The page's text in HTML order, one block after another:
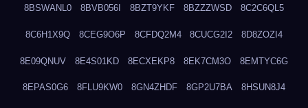
8BSWANL0 8BVB056I 8BZT9YKF 8BZZZWSD 8C2C6QL5
8C6H1X9Q 8CEG9O6P 8CFDQ2M4 8CUCG2I2 8D8ZOZI4
8E09QNUV 8E4S01KD 8ECXEKP8 8EK7CM3O 8EMTYC6G
8EPAS0G6 8FLU9KW0 8GN4ZHDF 8GP2U7BA 8HSUN8J4